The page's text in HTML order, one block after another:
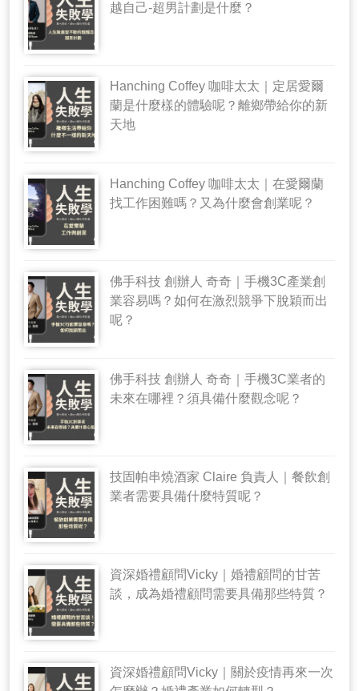
越自己-超男計劃是什麼？
Hanching Coffey 咖啡太太｜定居愛爾
蘭是什麼樣的體驗呢？離鄉帶給你的新
天地
Hanching Coffey 咖啡太太｜在愛爾蘭
找工作困難嗎？又為什麼會創業呢？
佛手科技 創辦人 奇奇｜手機3C產業創
業容易嗎？如何在激烈競爭下脫穎而出
呢？
佛手科技 創辦人 奇奇｜手機3C業者的
未來在哪裡？須具備什麼觀念呢？
技固帕串燒酒家 Claire 負責人｜餐飲創
業者需要具備什麼特質呢？
資深婚禮顧問Vicky｜婚禮顧問的甘苦
談，成為婚禮顧問需要具備那些特質？
資深婚禮顧問Vicky｜關於疫情再來一次